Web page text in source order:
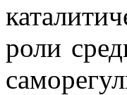
роли